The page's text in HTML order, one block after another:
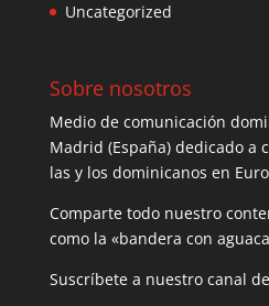
Uncategorized
Sobre nosotros
Medio de comunicación
Madrid (España) dedicado a
las y los dominicanos en
Comparte todo nuestro
como la «bandera con
Suscríbete a nuestro canal